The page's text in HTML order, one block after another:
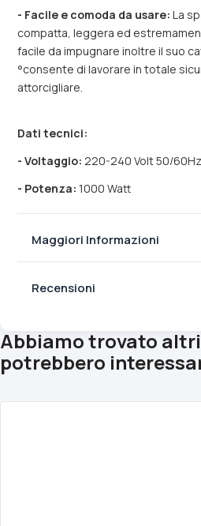
- Facile e comoda da usare: La
compatta, leggera ed
facile da impugnare inoltre il suo
°consente di lavorare in totale
attorcigliare.
Dati tecnici:
- Voltaggio: 220-240 Volt 50/60Hz
- Potenza: 1000 Watt
Maggiori Informazioni
Recensioni
Abbiamo trovato
potrebbero